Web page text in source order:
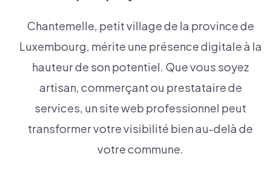
Chantemelle, petit village de la province de
Luxembourg, mérite une présence digitale à la
hauteur de son potentiel. Que vous soyez
artisan, commerçant ou prestataire de
services, un site web professionnel peut
transformer votre visibilité bien au-delà de
votre commune.